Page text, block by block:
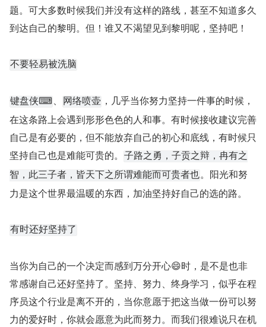
题。可大多数时候我们并没有这样的路线，甚至不知道多久
到达自己的黎明。但！谁又不渴望见到黎明呢，坚持吧！
不要轻易被洗脑
键盘侠⌨、 网络喷壶 ，几乎当你努力坚持一件事的时候，
在这条路上会遇到形形色色的人和事。有时候接收建议完善
自己是有必要的，但不能放弃自己的初心和底线，有时候只
坚持自己也是难能可贵的。
子路之勇，子贡之辩，冉有之
智，此三子者，皆天下之所谓难能而可贵者也。阳光和努
力是这个世界最温暖的东西，加油坚持好自己的选的路。
有时还好坚持了
当你为自己的一个决定而感到万分开心😄时，是不是也非
常感谢自己还好坚持了。坚持、努力、终身学习，似乎在程
序员这个行业是离不开的，当你意愿于把这当做一份可以努
力的爱好时，你就会愿意为此而努力。而我们很难说只在机